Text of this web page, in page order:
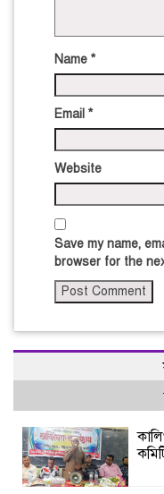
Name *
Email *
Website
Save my name,
browser for the